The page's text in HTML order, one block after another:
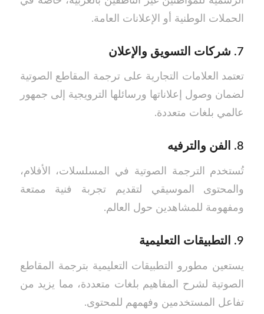
الحملات الوطنية أو الإعلانات العامة.
7. شركات التسويق والإعلان
تعتمد العلامات التجارية على ترجمة المقاطع الصوتية
لضمان وصول إعلاناتها ورسائلها الترويجية إلى جمهور
عالمي بلغات متعددة.
8. الفن والترفيه
تُستخدم الترجمة الصوتية في المسلسلات، الأفلام،
والمحتوى الموسيقي لتقديم تجربة فنية ممتعة
ومفهومة للمشاهدين حول العالم.
9. التطبيقات التعليمية
يستعين مطورو التطبيقات التعليمية بترجمة المقاطع
الصوتية لشرح المفاهيم بلغات متعددة، مما يزيد من
تفاعل المستخدمين وفهمهم للمحتوى.